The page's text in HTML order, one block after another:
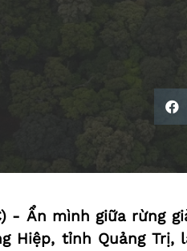
- Ẩn mình giữa rừng
Hiệp, tỉnh Quảng